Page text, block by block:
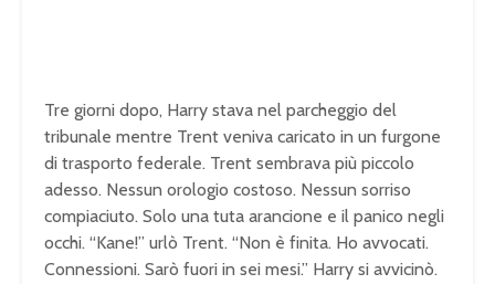
Tre giorni dopo, Harry stava nel parcheggio del
tribunale mentre Trent veniva caricato in un furgone
di trasporto federale. Trent sembrava più piccolo
adesso. Nessun orologio costoso. Nessun sorriso
compiaciuto. Solo una tuta arancione e il panico negli
occhi. “Kane!” urlò Trent. “Non è finita. Ho avvocati.
Connessioni. Sarò fuori in sei mesi.” Harry si avvicinò.